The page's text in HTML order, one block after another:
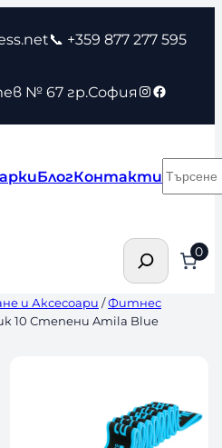
📞 +359 877 277 595
№ 67 гр.София Instagram
Facebook
БлогКонтакти
Търсене 0
и Аксесоари /Фитнес
10 Степени Amila Blue